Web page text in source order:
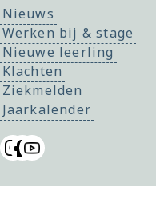
Nieuws
Werken bij & stage
Nieuwe leerling
Klachten
Ziekmelden
Jaarkalender